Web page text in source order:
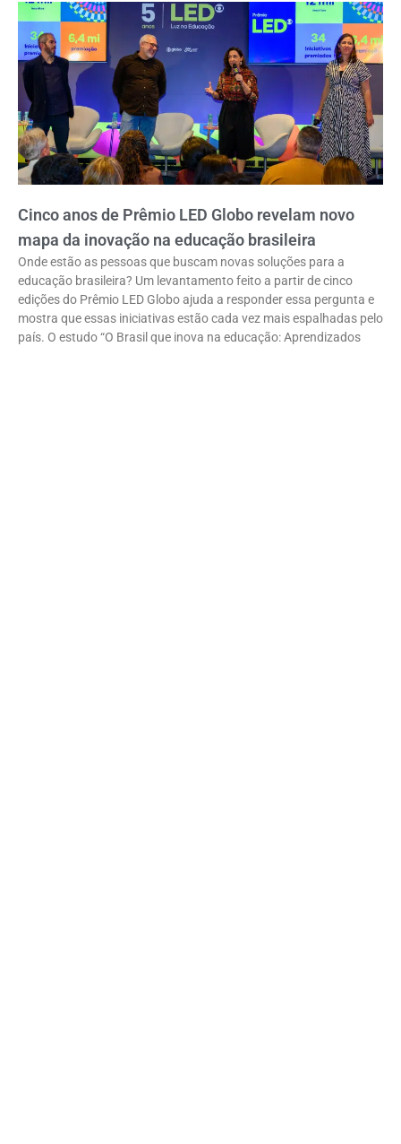
Cinco anos de Prêmio LED Globo revelam novo
mapa da inovação na educação brasileira
Onde estão as pessoas que buscam novas soluções para a
educação brasileira? Um levantamento feito a partir de cinco
edições do Prêmio LED Globo ajuda a responder essa pergunta e
mostra que essas iniciativas estão cada vez mais espalhadas pelo
país. O estudo “O Brasil que inova na educação: Aprendizados